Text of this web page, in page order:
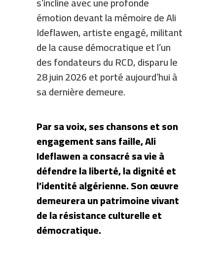
émotion devant la mémoire de Ali
Ideflawen, artiste engagé, militant
de la cause démocratique et l’un
des fondateurs du RCD, disparu le
28 juin 2026 et porté aujourd’hui à
sa dernière demeure.
Par sa voix, ses chansons et son
engagement sans faille, Ali
Ideflawen a consacré sa vie à
défendre la liberté, la dignité et
l’identité algérienne. Son œuvre
demeurera un patrimoine vivant
de la résistance culturelle et
démocratique.